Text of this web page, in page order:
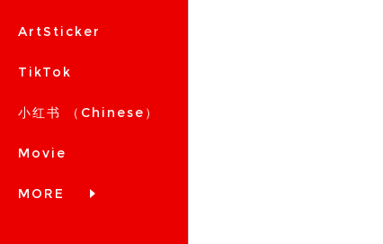
ArtSticker
TikTok
小红书 （Chinese）
Movie
MORE